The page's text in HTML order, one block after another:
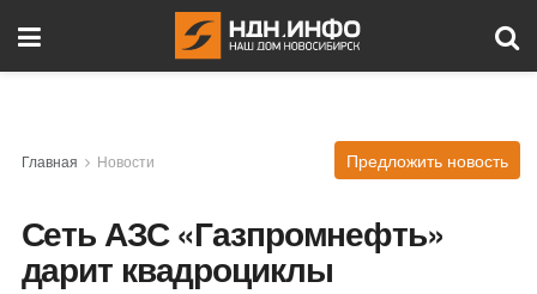
Главная Новости Предложить новость
Сеть АЗС «Газпромнефть»
дарит квадроциклы